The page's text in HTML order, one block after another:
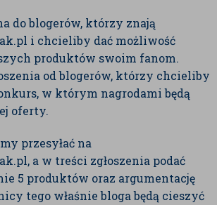
do blogerów, którzy znają
i chcieliby dać możliwość
produktów swoim fanom.
od blogerów, którzy chcieliby
w którym nagrodami będą
oferty.
przesyłać na
a w treści zgłoszenia podać
5 produktów oraz argumentację
tego właśnie bloga będą cieszyć